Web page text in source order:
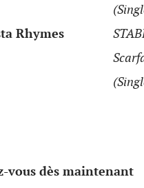
Rhymes
vous dès maintenant